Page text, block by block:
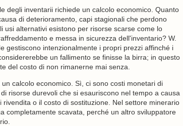
degli inventarii richiede un calcolo economico. Quanto
di deterioramento, capi stagionali che perdono
alternativi esistono per risorse scarse come lo
e messa in sicurezza dell'inventario? W.
gestiscono intenzionalmente i propri prezzi affinché i
un fallimento se finisse la birra; in questo
del costo di non rimanerne mai senza.
calcolo economico. Sì, ci sono costi monetari di
risorse durevoli che si esauriscono nel tempo a causa
o il costo di sostituzione. Nel settore minerario
completamente scavata, perché un altro sviluppatore